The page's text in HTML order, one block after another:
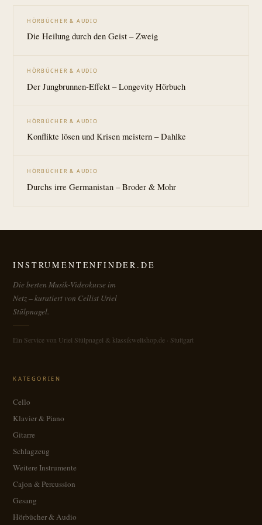
HÖRBÜCHER & AUDIO
Die Heilung durch den Geist – Zweig
HÖRBÜCHER & AUDIO
Der Jungbrunnen-Effekt – Longevity Hörbuch
HÖRBÜCHER & AUDIO
Konflikte lösen und Krisen meistern – Dahlke
HÖRBÜCHER & AUDIO
Durchs irre Germanistan – Broder & Mohr
INSTRUMENTENFINDER.DE
Die besten Musik-Videokurse im
Netz – kuratiert von Cellist Uriel
Stülpnagel.
Ein Service von Uriel Stülpnagel & klassikweltshop.de · Stuttgart
KATEGORIEN
Cello
Klavier & Piano
Gitarre
Schlagzeug
Weitere Instrumente
Cajon & Percussion
Gesang
Hörbücher & Audio